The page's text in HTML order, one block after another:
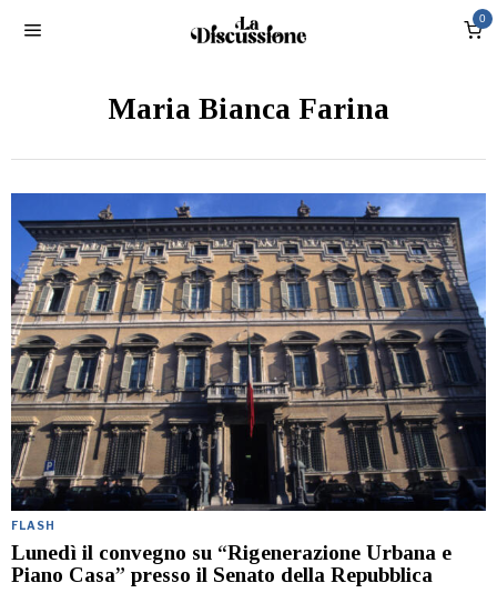
0
Maria Bianca Farina
FLASH
Lunedì il convegno su “Rigenerazione Urbana e
Piano Casa” presso il Senato della Repubblica